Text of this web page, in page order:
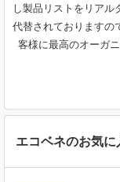
し製品リストをリアル
代替されておりますの
客様に最高のオーガ
エコベネのお気に